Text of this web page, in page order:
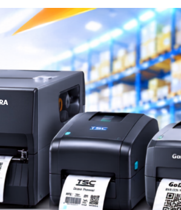
FAQs
Our Customer